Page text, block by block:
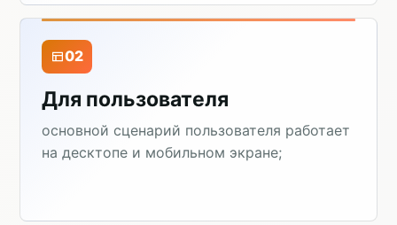
02
Для пользователя
основной сценарий пользователя работает
на десктопе и мобильном экране;